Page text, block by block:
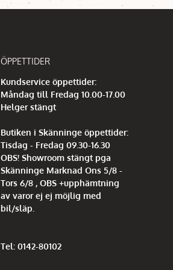
ÖPPETTIDER
Kundservice öppettider:
Måndag till Fredag 10.00-17.00
Helger stängt
Butiken i Skänninge öppettider:
Tisdag - Fredag 09.30-16.30
OBS! Showroom stängt pga
Skänninge Marknad Ons 5/8 -
Tors 6/8 , OBS +upphämtning
av varor ej ej möjlig med
bil/släp.
Tel: 0142-80102